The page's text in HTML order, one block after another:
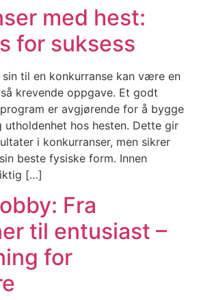
med hest:
for suksess
til en konkurranse kan være en
krevende oppgave. Et godt
er avgjørende for å bygge
hos hesten. Dette gir
i konkurranser, men sikrer
beste fysiske form. Innen
[…]
Fra
til entusiast –
for